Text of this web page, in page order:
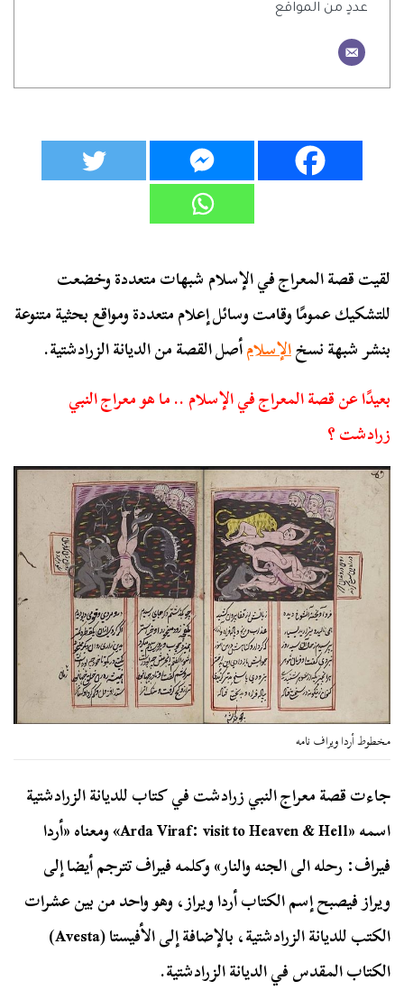
عددٍ من المواقع
لقيت قصة المعراج في الإسلام شبهات متعددة وخضعت
للتشكيك عمومًا وقامت وسائل إعلام متعددة ومواقع بحثية متنوعة
بنشر شبهة نسخالإسلامأصل القصة من الديانة الزرادشتية.
بعيدًا عن قصة المعراج في الإسلام .. ما هو معراج النبي
زرادشت ؟
مخطوط أردا ويراف نامه
جاءت قصة معراج النبي زرادشت في كتاب للديانة الزرادشتية
اسمه «Arda Viraf: visit to Heaven & Hell» ومعناه «أردا
فيراف: رحله الى الجنه والنار» وكلمه فيراف تترجم أيضا إلى
ويراز فيصبح إسم الكتاب أردا ويراز، وهو واحد من بين عشرات
الكتب للديانة الزرادشتية، بالإضافة إلى الأفيستا (Avesta)
الكتاب المقدس في الديانة الزرادشتية.